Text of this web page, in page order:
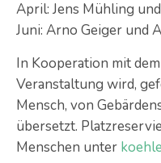
April: Jens Mühling
Juni: Arno Geiger und
In Kooperation mit
Veranstaltung wird,
Mensch, von
übersetzt.
Menschen unter